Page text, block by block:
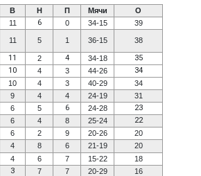
В Н П Мячи
О
11 6 0 34-15 39
11 5 1 36-15 38
11 2 4 34-18 35
10 4 3 44-26 34
10 4 3 40-29
34
9 4 4 24-19
31
6 5 6 24-28 23
6 4 8 25-24 22
6 2 9 20-26
20
4 8 6 21-19
20
4 6 7 15-22
18
3 7 7 20-29
16